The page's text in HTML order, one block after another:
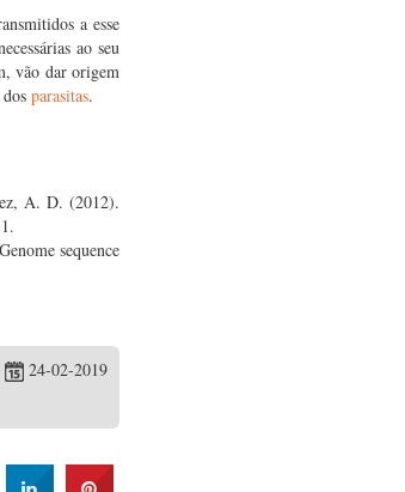
a esse
ao seu
vão dar origem
parasitas.
A. D. (2012).
sequence
24-02-2019